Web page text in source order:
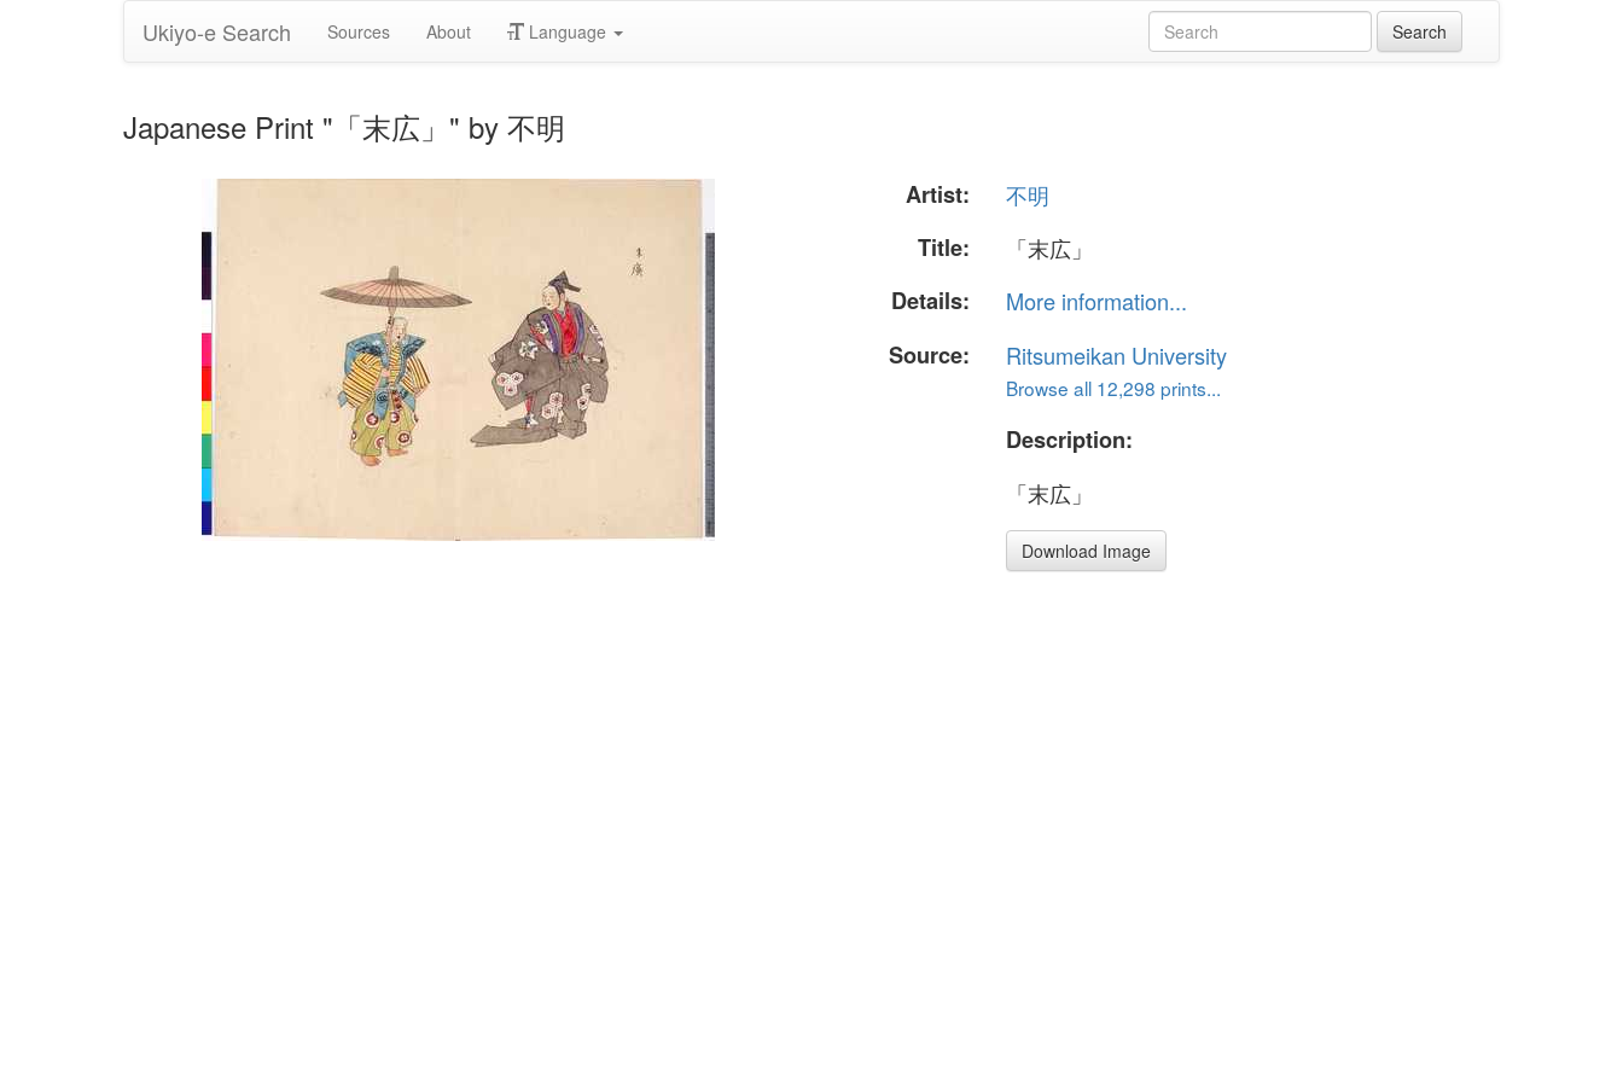
Ukiyo-e Search Sources About Language
Japanese Print "「末広」" by 不明
Artist:
不明
Title:
「末広」
Details:
More information...
Source:
Ritsumeikan University
Browse all 12,298 prints...
Description:
「末広」
Download Image